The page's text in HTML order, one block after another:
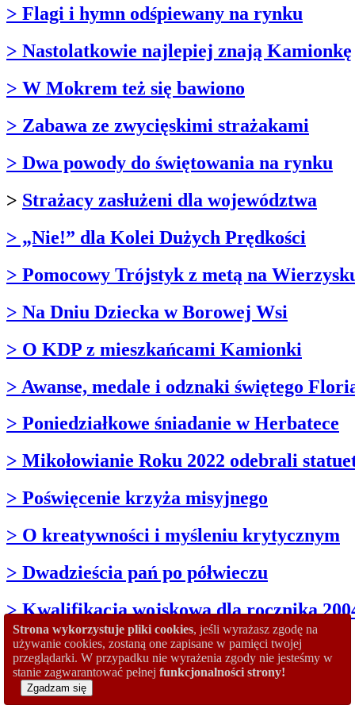
Strona wykorzystuje pliki cookies, jeśli wyrażasz zgodę na
używanie cookies, zostaną one zapisane w pamięci twojej
przeglądarki. W przypadku nie wyrażenia zgody nie jesteśmy w
stanie zagwarantować pełnej funkcjonalności strony!
Zgadzam się
> Flagi i hymn odśpiewany na rynku
> Nastolatkowie najlepiej znają Kamionkę
> W Mokrem też się bawiono
> Zabawa ze zwycięskimi strażakami
> Dwa powody do świętowania na rynku
> Strażacy zasłużeni dla województwa
> „Nie!” dla Kolei Dużych Prędkości
> Pomocowy Trójstyk z metą na
> Na Dniu Dziecka w Borowej Wsi
> O KDP z mieszkańcami Kamionki
> Awanse, medale i odznaki świętego
> Poniedziałkowe śniadanie w Herbatece
> Mikołowianie Roku 2022 odebrali
> Poświęcenie krzyża misyjnego
> O kreatywności i myśleniu krytycznym
> Dwadzieścia pań po półwieczu
> Kwalifikacja wojskowa dla rocznika
> Misje w Bazylice św. Wojciecha
> O interesach przy bajglach